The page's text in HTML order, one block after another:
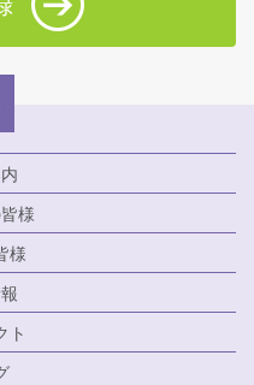
様
様
ト